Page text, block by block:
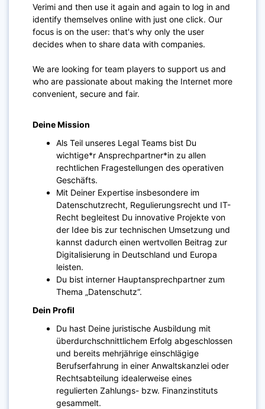
Verimi and then use it again and again to log in and
identify themselves online with just one click. Our
focus is on the user: that's why only the user
decides when to share data with companies.
We are looking for team players to support us and
who are passionate about making the Internet more
convenient, secure and fair.
Deine Mission
Als Teil unseres Legal Teams bist Du
wichtige*r Ansprechpartner*in zu allen
rechtlichen Fragestellungen des operativen
Geschäfts.
Mit Deiner Expertise insbesondere im
Datenschutzrecht, Regulierungsrecht und IT-
Recht begleitest Du innovative Projekte von
der Idee bis zur technischen Umsetzung und
kannst dadurch einen wertvollen Beitrag zur
Digitalisierung in Deutschland und Europa
leisten.
Du bist interner Hauptansprechpartner zum
Thema „Datenschutz“.
Dein Profil
Du hast Deine juristische Ausbildung mit
überdurchschnittlichem Erfolg abgeschlossen
und bereits mehrjährige einschlägige
Berufserfahrung in einer Anwaltskanzlei oder
Rechtsabteilung idealerweise eines
regulierten Zahlungs- bzw. Finanzinstituts
gesammelt.